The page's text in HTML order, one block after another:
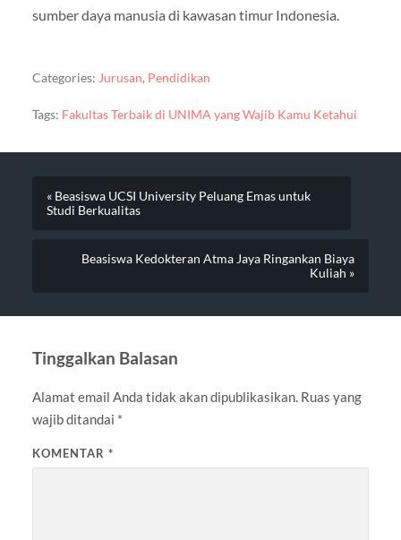
sumber daya manusia di kawasan timur Indonesia.
Categories: Jurusan, Pendidikan
Tags: Fakultas Terbaik di UNIMA yang Wajib Kamu Ketahui
« Beasiswa UCSI University Peluang Emas untuk
Studi Berkualitas
Beasiswa Kedokteran Atma Jaya Ringankan Biaya
Kuliah »
Tinggalkan Balasan
Alamat email Anda tidak akan dipublikasikan. Ruas yang
wajib ditandai *
KOMENTAR *